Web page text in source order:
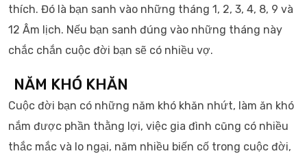
thích. Đó là bạn sanh vào những tháng 1, 2, 3, 4, 8, 9 và
12 Âm lịch. Nếu bạn sanh đúng vào những tháng này
chắc chắn cuộc đời bạn sẽ có nhiều vợ.
NĂM KHÓ KHĂN
Cuộc đời bạn có những năm khó khăn nhứt, làm ăn khó
nắm được phần thằng lợi, việc gia đình cũng có nhiều
thắc mắc và lo ngại, năm nhiều biến cố trong cuộc đời,